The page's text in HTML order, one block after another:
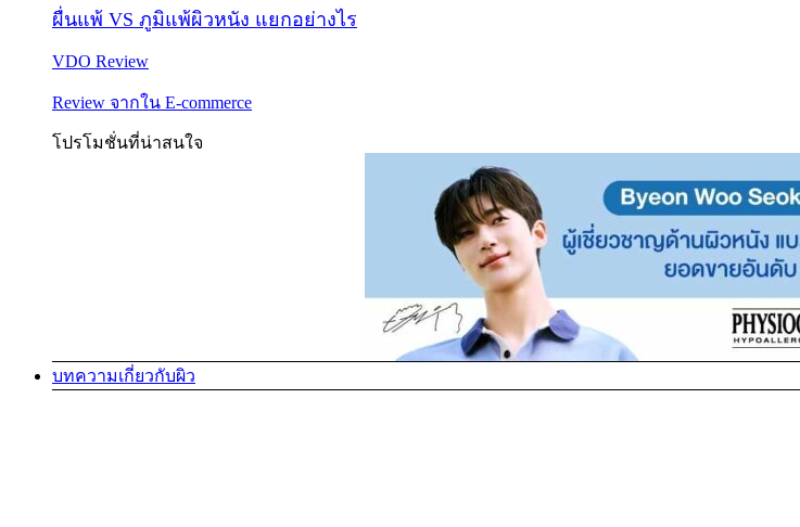
ผื่นแพ้ VS ภูมิแพ้ผิวหนัง แยกอย่างไร
VDO Review
Review จากใน E-commerce
โปรโมชั่นที่น่าสนใจ
บทความเกี่ยวกับผิว